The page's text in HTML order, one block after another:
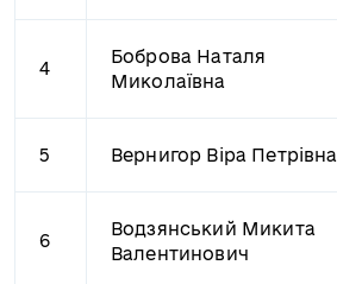
4
Боброва Наталя
Миколаївна
5 Вернигор Віра Петрівна
6
Водзянський Микита
Валентинович